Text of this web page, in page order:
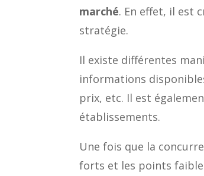
marché. En effet, il est
stratégie.
Il existe différentes
informations
prix, etc. Il est
établissements.
Une fois que la
forts et les points